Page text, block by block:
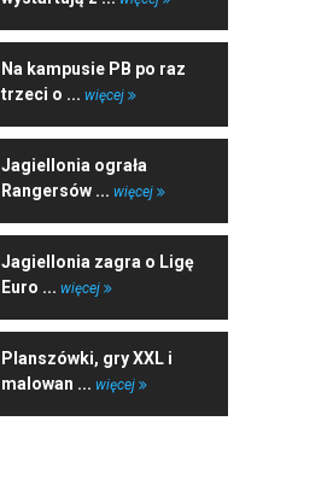
Na kampusie PB po raz
trzeci o ... więcej
Jagiellonia ograła
Rangersów ... więcej
Jagiellonia zagra o Ligę
Euro ... więcej
Planszówki, gry XXL i
malowan ... więcej